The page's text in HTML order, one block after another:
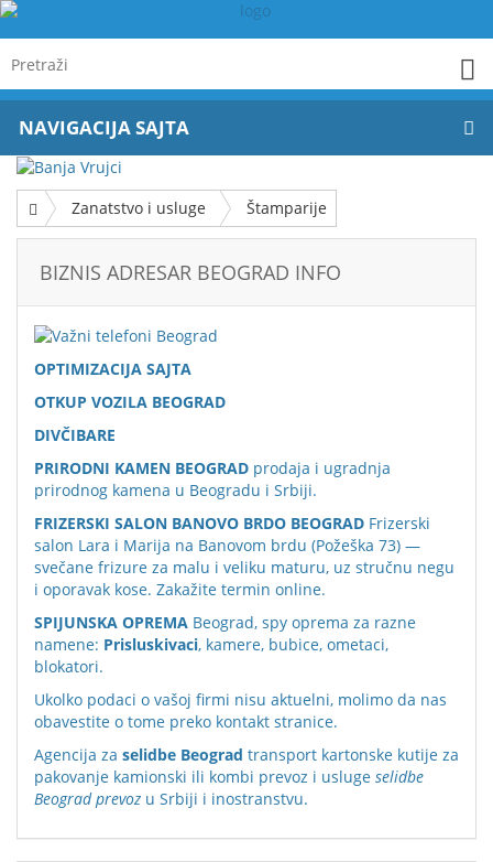
NAVIGACIJA SAJTA
Zanatstvo i usluge Štamparije
BIZNIS ADRESAR BEOGRAD INFO
OPTIMIZACIJA SAJTA
OTKUP VOZILA BEOGRAD
DIVČIBARE
PRIRODNI KAMEN BEOGRAD prodaja i ugradnja
prirodnog kamena u Beogradu i Srbiji.
FRIZERSKI SALON BANOVO BRDO BEOGRAD Frizerski
salon Lara i Marija na Banovom brdu (Požeška 73) —
svečane frizure za malu i veliku maturu, uz stručnu negu
i oporavak kose. Zakažite termin online.
SPIJUNSKA OPREMA Beograd, spy oprema za razne
namene: Prisluskivaci, kamere, bubice, ometaci,
blokatori.
Ukolko podaci o vašoj firmi nisu aktuelni, molimo da nas
obavestite o tome preko kontakt stranice.
Agencija za selidbe Beograd transport kartonske kutije za
pakovanje kamionski ili kombi prevoz i usluge selidbe
Beograd prevoz u Srbiji i inostranstvu.